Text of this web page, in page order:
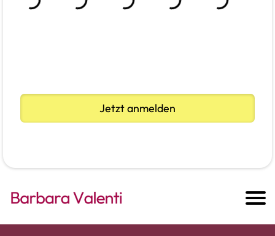
Jetzt anmelden